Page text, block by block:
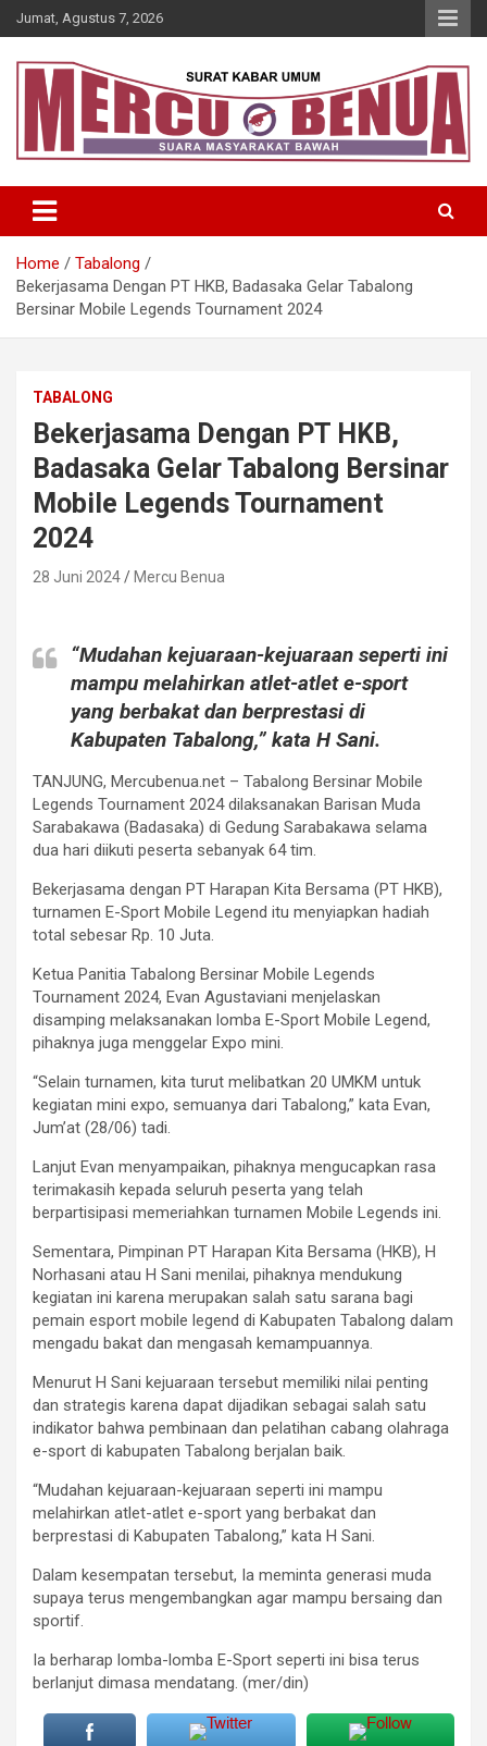
Skip
to
Jumat, Agustus 7, 2026
Mercu Benua
Home
Tabalong
Bekerjasama Dengan PT HKB, Badasaka Gelar Tabalong
Bersinar Mobile Legends Tournament 2024
TABALONG
Bekerjasama Dengan PT HKB,
Badasaka Gelar Tabalong Bersinar
Mobile Legends Tournament
2024
28 Juni 2024 Mercu Benua
“Mudahan kejuaraan-kejuaraan seperti ini
mampu melahirkan atlet-atlet e-sport
yang berbakat dan berprestasi di
Kabupaten Tabalong,” kata H Sani.
TANJUNG, Mercubenua.net – Tabalong Bersinar Mobile
Legends Tournament 2024 dilaksanakan Barisan Muda
Sarabakawa (Badasaka) di Gedung Sarabakawa selama
dua hari diikuti peserta sebanyak 64 tim.
Bekerjasama dengan PT Harapan Kita Bersama (PT HKB),
turnamen E-Sport Mobile Legend itu menyiapkan hadiah
total sebesar Rp. 10 Juta.
Ketua Panitia Tabalong Bersinar Mobile Legends
Tournament 2024, Evan Agustaviani menjelaskan
disamping melaksanakan lomba E-Sport Mobile Legend,
pihaknya juga menggelar Expo mini.
“Selain turnamen, kita turut melibatkan 20 UMKM untuk
kegiatan mini expo, semuanya dari Tabalong,” kata Evan,
Jum’at (28/06) tadi.
Lanjut Evan menyampaikan, pihaknya mengucapkan rasa
terimakasih kepada seluruh peserta yang telah
berpartisipasi memeriahkan turnamen Mobile Legends ini.
Sementara, Pimpinan PT Harapan Kita Bersama (HKB), H
Norhasani atau H Sani menilai, pihaknya mendukung
kegiatan ini karena merupakan salah satu sarana bagi
pemain esport mobile legend di Kabupaten Tabalong dalam
mengadu bakat dan mengasah kemampuannya.
Menurut H Sani kejuaraan tersebut memiliki nilai penting
dan strategis karena dapat dijadikan sebagai salah satu
indikator bahwa pembinaan dan pelatihan cabang olahraga
e-sport di kabupaten Tabalong berjalan baik.
“Mudahan kejuaraan-kejuaraan seperti ini mampu
melahirkan atlet-atlet e-sport yang berbakat dan
berprestasi di Kabupaten Tabalong,” kata H Sani.
Dalam kesempatan tersebut, Ia meminta generasi muda
supaya terus mengembangkan agar mampu bersaing dan
sportif.
Ia berharap lomba-lomba E-Sport seperti ini bisa terus
berlanjut dimasa mendatang. (mer/din)